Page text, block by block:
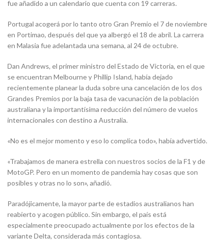
fue añadido a un calendario que cuenta con 19 carreras.
Portugal acogerá por lo tanto otro Gran Premio el 7 de noviembre
en Portimao, después del que ya albergó el 18 de abril. La carrera
en Malasia fue adelantada una semana, al 24 de octubre.
Dan Andrews, el primer ministro del Estado de Victoria, en el que
se encuentran Melbourne y Phillip Island, había dejado
recientemente planear la duda sobre una cancelación de los dos
Grandes Premios por la baja tasa de vacunación de la población
australiana y la importantísima reducción del número de vuelos
internacionales con destino a Australia.
«No es el mejor momento y eso lo complica todo», había advertido.
«Trabajamos de manera estrella con nuestros socios de la F1 y de
MotoGP. Pero en un momento de pandemia hay cosas que son
posibles y otras no lo son», añadió.
Paradójicamente, la mayor parte de estadios australianos han
reabierto y acogen público. Sin embargo, el país está
especialmente preocupado actualmente por los efectos de la
variante Delta, considerada más contagiosa.